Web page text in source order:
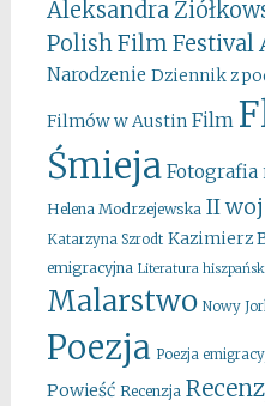
Aleksandra
Polish Film Festival
Narodzenie Dziennik z
Filmów w Austin Film
Śmieja Fotografia
Helena Modrzejewska II
Katarzyna Szrodt Kazimierz
emigracyjna Literatura
Malarstwo Nowy
Poezja Poezja
Powieść Recenzja